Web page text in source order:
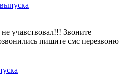
учавствовал!!! Звоните
пишите смс перезвоню